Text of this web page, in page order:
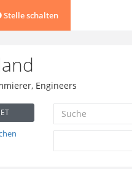
Stelle schalten
Engineers